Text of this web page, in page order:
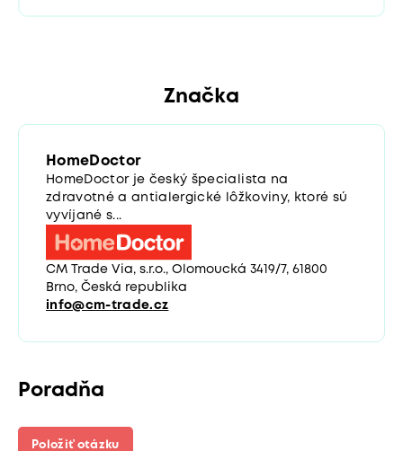
Značka
HomeDoctor
HomeDoctor je český špecialista na
zdravotné a antialergické lôžkoviny, ktoré sú
vyvíjané s...
CM Trade Via, s.r.o., Olomoucká 3419/7, 61800
Brno, Česká republika
info@cm-trade.cz
Poradňa
Položiť otázku